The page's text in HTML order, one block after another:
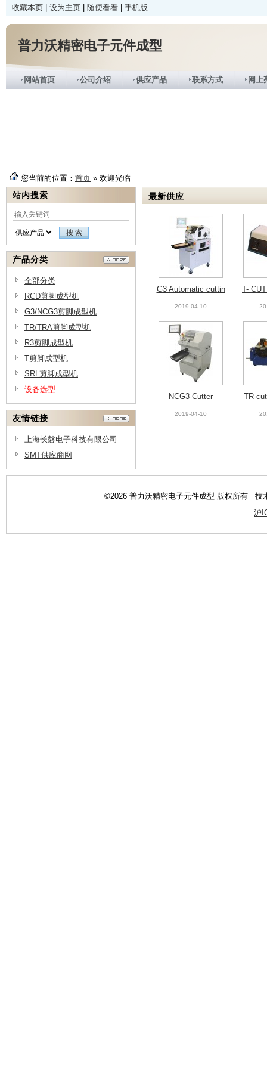
收藏本页 设为主页 随便看看 手机版
普力沃精密电子元件成型
网站首页 公司介绍 供应产品 联系方式 网上
您当前的位置： 首页 » 欢迎光临
站内搜索
产品分类
全部分类
RCD剪脚成型机
G3/NCG3剪脚成型机
TR/TRA剪脚成型机
R3剪脚成型机
T剪脚成型机
SRL剪脚成型机
设备选型
友情链接
上海长磐电子科技有限公司
SMT供应商网
最新供应
G3 Automatic cuttin
g/bending
2019-04-10
T-
NCG3-Cutter
2019-04-10
TR-
©2026 普力沃精密电子元件成型 版权所有 技
沪